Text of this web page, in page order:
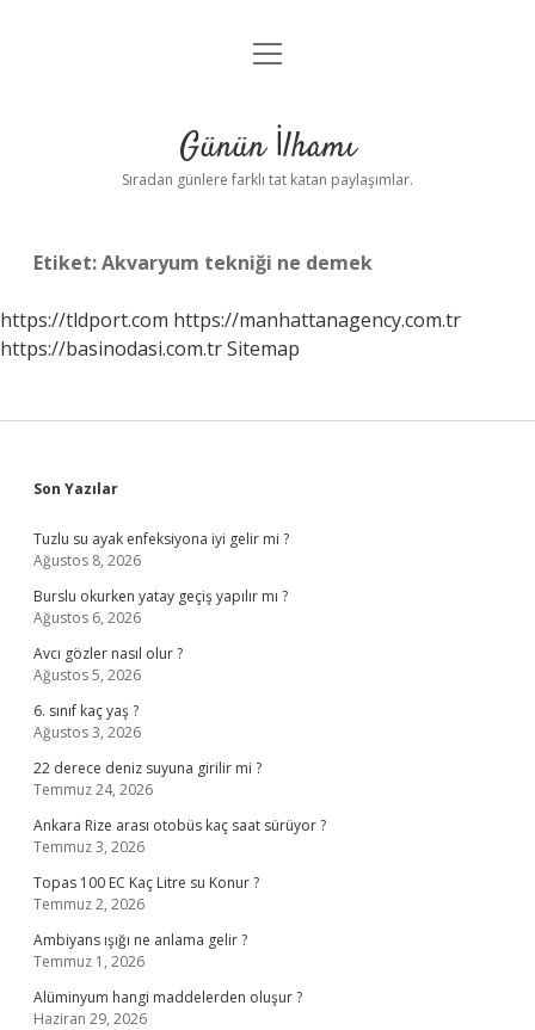
Anasayfa
Yasal Uyarı
menüyü
Günün İlhamı
Sıradan günlere farklı tat katan paylaşımlar.
Etiket:Akvaryum tekniği ne demek
https://tldport.com https://manhattanagency.com.tr
https://basinodasi.com.trSitemap
Sidebar
Son Yazılar
Tuzlu su ayak enfeksiyona iyi gelir mi ?
Ağustos 8, 2026
Burslu okurken yatay geçiş yapılır mı ?
Ağustos 6, 2026
Avcı gözler nasıl olur ?
Ağustos 5, 2026
6. sınıf kaç yaş ?
Ağustos 3, 2026
22 derece deniz suyuna girilir mi ?
Temmuz 24, 2026
Ankara Rize arası otobüs kaç saat sürüyor ?
Temmuz 3, 2026
Topas 100 EC Kaç Litre su Konur ?
Temmuz 2, 2026
Ambiyans ışığı ne anlama gelir ?
Temmuz 1, 2026
Alüminyum hangi maddelerden oluşur ?
Haziran 29, 2026